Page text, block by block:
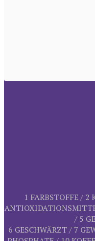
1 FARBSTOFFE / 2
/ 5
6 GESCHWÄRZT / 7